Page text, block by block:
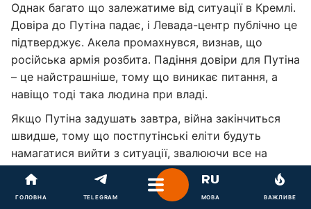
Однак багато що залежатиме від ситуації в Кремлі.
Довіра до Путіна падає, і Левада-центр публічно це
підтверджує. Акела промахнувся, визнав, що
російська армія розбита. Падіння довіри для Путіна
– це найстрашніше, тому що виникає питання, а
навіщо тоді така людина при владі.
Якщо Путіна задушать завтра, війна закінчиться
швидше, тому що постпутінські еліти будуть
намагатися вийти з ситуації, звалюючи все на
Путіна, і вони будуть змушені віддати все.
Якщо Путін залишається при владі, то війна точно
ГОЛОВНА TELEGRAM МОВА ВАЖЛИВЕ